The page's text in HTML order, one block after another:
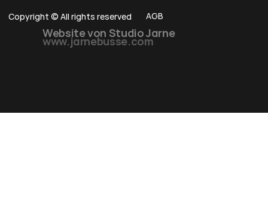
Copyright © All rights reserved AGB
Website von Studio Jarne
www.jarnebusse.com